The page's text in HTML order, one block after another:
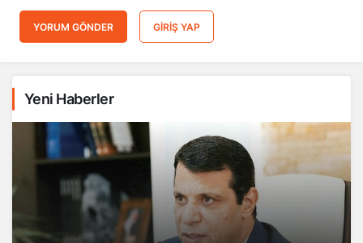
YORUM GÖNDER GIRIŞ YAP
Yeni Haberler